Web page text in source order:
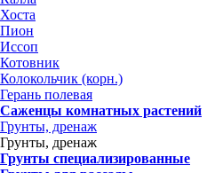
Хоста
Пион
Иссоп
Котовник
Колокольчик (корн.)
Герань полевая
Саженцы комнатных растений
Грунты, дренаж
Грунты, дренаж
Грунты специализированные